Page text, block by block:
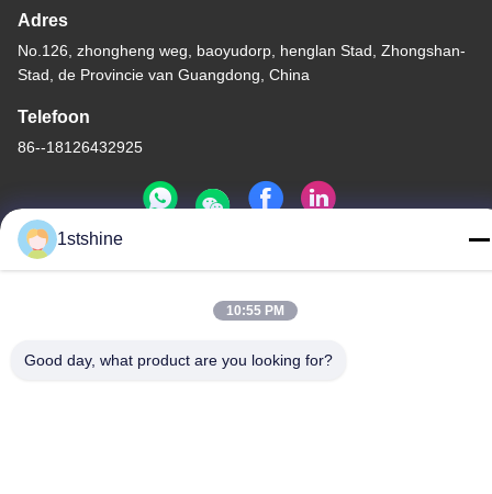
Adres
No.126, zhongheng weg, baoyudorp, henglan Stad, Zhongshan-
Stad, de Provincie van Guangdong, China
Telefoon
86--18126432925
De Goede Kwaliteit van China Verre LEIDENE Plafondventilator
Limited . Alle rechten voorbehoudena.
1stshine
10:55 PM
Good day, what product are you looking for?